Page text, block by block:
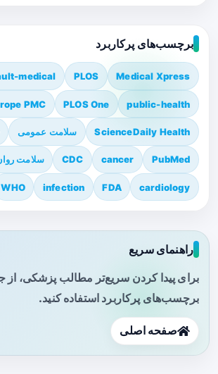
برچسب‌های پرکاربرد
Medical Xpress
PLOS
medical
public-health
PLOS One
PMC
ScienceDaily Health سلامت عمومی
PubMed
cancer
CDC سلامت
cardiology
FDA
infection
WHO
راهنمای سریع
برای پیدا کردن سریع‌تر مطالب پزشکی، از
برچسب‌های پرکاربرد استفاده کنید.
صفحه اصلی